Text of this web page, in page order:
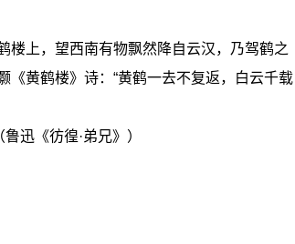
楼上，望西南有物飘然降自云汉，乃驾鹤之
《黄鹤楼》诗：“黄鹤一去不复返，白云千载
鲁迅《彷徨·弟兄》）